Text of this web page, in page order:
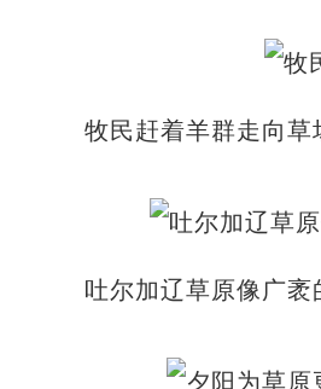
牧民赶着羊群走向
吐尔加辽草原像广